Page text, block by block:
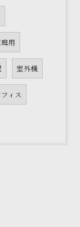
用
室外機
ィス